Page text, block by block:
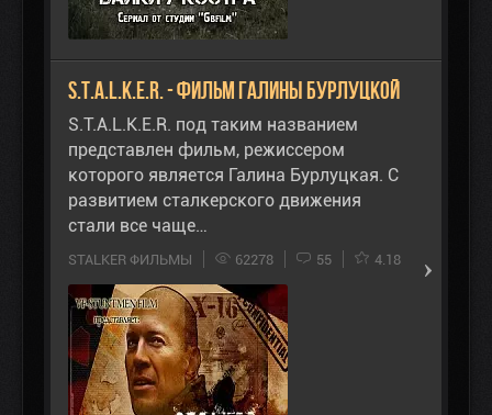
S.T.A.L.K.E.R. - Фильм Галины Бурлуцкой
S.T.A.L.K.E.R. под таким названием
представлен фильм, режиссером
которого является Галина Бурлуцкая. С
развитием сталкерского движения
стали все чаще…
STALKER ФИЛЬМЫ 62278 55 4.18